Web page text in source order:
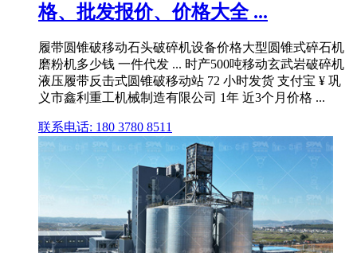
格、批发报价、价格大全 ...
履带圆锥破移动石头破碎机设备价格大型圆锥式碎石机
磨粉机多少钱 一件代发 ... 时产500吨移动玄武岩破碎机
液压履带反击式圆锥破移动站 72 小时发货 支付宝 ¥ 巩
义市鑫利重工机械制造有限公司 1年 近3个月价格 ...
联系电话: 180 3780 8511